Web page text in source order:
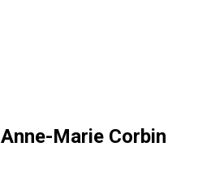
Anne-Marie Corbin